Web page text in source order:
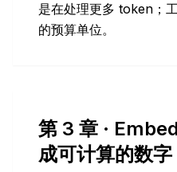
是在处理更多 token；
的预算单位。
第 3 章 ·
成可计算的数字